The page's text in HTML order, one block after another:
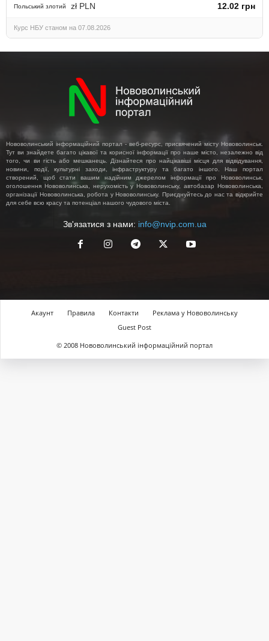
Польський злотий zł PLN 12.02 грн
Курс НБУ станом на 07.08.2026
Нововолинський інформаційний портал - веб-ресурс, присвячений місту Нововолинськ.
Тут ви знайдете багато цікавої та корисної інформації про наше місто, незалежно від
того, чи ви гість або мешканець. Дізнайтеся про найцікавіші місця для відвідування,
новини, події, культурні заходи, інфраструктуру та багато іншого. Наш портал
створений, щоб стати вашим надійним джерелом інформації про Нововолинськ,
оголошення Нововолинська, нерухомість у Нововолинську, автобазар Нововолинська,
організації Нововолинська, робота у Нововолинську. Приєднуйтесь до нас та відкрийте
для себе всю красу та потенціал нашого чудового міста.
Зв'язатися з нами: info@nvip.com.ua
Акаунт Правила Контакти
Реклама у Нововолинську
Guest Post
© 2008 Нововолинський інформаційний портал